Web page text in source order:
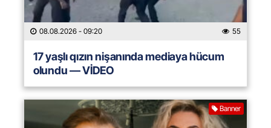
08.08.2026 - 09:20 55
17 yaşlı qızın nişanında mediaya hücum
olundu — VİDEO
Banner